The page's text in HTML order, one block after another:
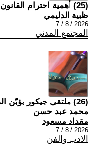
(25) أهمية احترام القانون في الحياة اليومية
ظبية الدليمي
2026 / 8 / 7
المجتمع المدني
(26) ملتقى جيكور يؤبّن
محمد عبد حسن
مقداد مسعود
2026 / 8 / 7
الادب والفن